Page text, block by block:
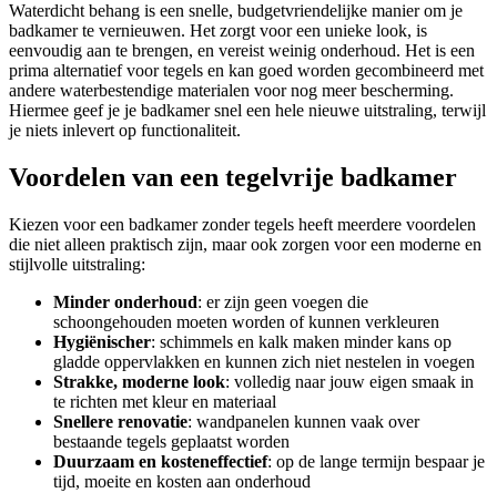
Waterdicht behang is een snelle, budgetvriendelijke manier om je
badkamer te vernieuwen. Het zorgt voor een unieke look, is
eenvoudig aan te brengen, en vereist weinig onderhoud. Het is een
prima alternatief voor tegels en kan goed worden gecombineerd met
andere waterbestendige materialen voor nog meer bescherming.
Hiermee geef je je badkamer snel een hele nieuwe uitstraling, terwijl
je niets inlevert op functionaliteit.
Voordelen van een tegelvrije badkamer
Kiezen voor een badkamer zonder tegels heeft meerdere voordelen
die niet alleen praktisch zijn, maar ook zorgen voor een moderne en
stijlvolle uitstraling:
Minder onderhoud: er zijn geen voegen die
schoongehouden moeten worden of kunnen verkleuren
Hygiënischer: schimmels en kalk maken minder kans op
gladde oppervlakken en kunnen zich niet nestelen in voegen
Strakke, moderne look: volledig naar jouw eigen smaak in
te richten met kleur en materiaal
Snellere renovatie: wandpanelen kunnen vaak over
bestaande tegels geplaatst worden
Duurzaam en kosteneffectief: op de lange termijn bespaar je
tijd, moeite en kosten aan onderhoud